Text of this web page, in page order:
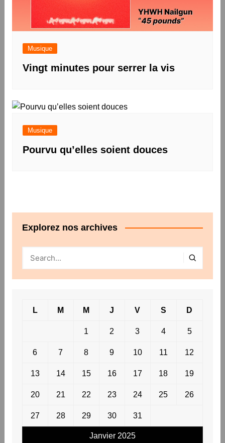
Musique
Vingt minutes pour serrer la vis
Musique
Pourvu qu’elles soient douces
Explorez nos archives
Janvier 2025
L M M J V S D
1 2 3 4 5
6 7 8 9 10 11 12
13 14 15 16 17 18 19
20 21 22 23 24 25 26
27 28 29 30 31